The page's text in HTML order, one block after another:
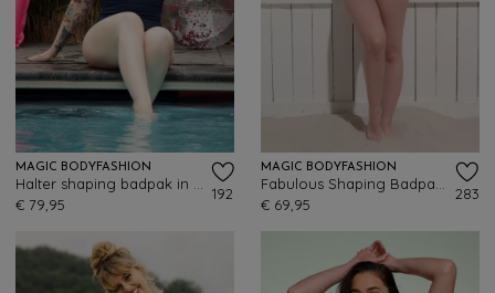
MAGIC BODYFASHION
€ 79,95
192
MAGIC BODYFASHION
€ 69,95
283